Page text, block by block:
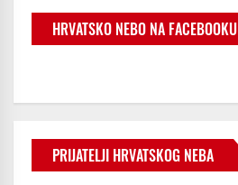
HRVATSKO NEBO NA FACEBOOKU
PRIJATELJI HRVATSKOG NEBA